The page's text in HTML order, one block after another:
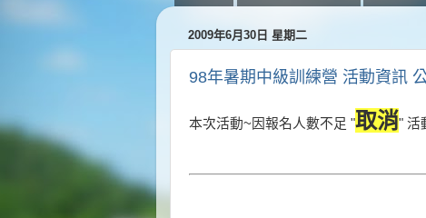
2009年6月30日 星期二
98年暑期中級訓練營 活動資訊
本次活動~因報名人數不足 "取消" 活